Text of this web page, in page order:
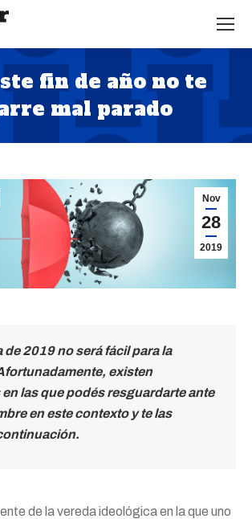
fin de año no te
mal parado
Estás aquí:
Nov
28
2019
de 2019 no será fácil para la
existen
las que podés resguardarte ante
en este contexto y te las
de la vereda ideológica en la que uno